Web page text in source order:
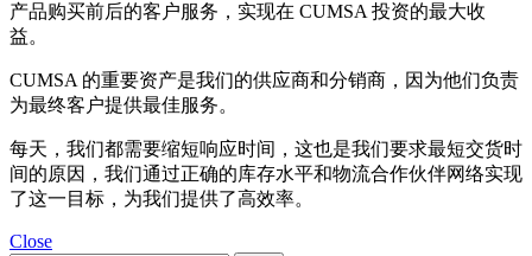
产品购买前后的客户服务，实现在 CUMSA 投资的最大收
益。
CUMSA 的重要资产是我们的供应商和分销商，因为他们负责
为最终客户提供最佳服务。
每天，我们都需要缩短响应时间，这也是我们要求最短交货时
间的原因，我们通过正确的库存水平和物流合作伙伴网络实现
了这一目标，为我们提供了高效率。
Close